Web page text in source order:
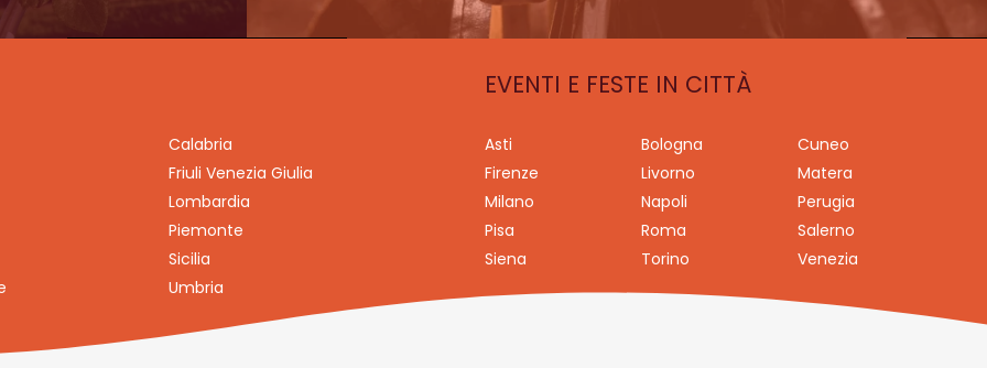
Calabria
Friuli Venezia Giulia
Lombardia
Piemonte
Sicilia
Umbria
EVENTI E FESTE IN CITTÀ
Asti Bologna
Cuneo
Firenze
Livorno
Matera
Milano
Napoli
Perugia
Pisa
Roma
Salerno
Siena
Torino Venezia